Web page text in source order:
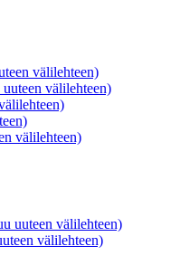
välilehteen)
välilehteen)
välilehteen)
uuteen välilehteen)
välilehteen)